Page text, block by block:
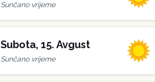
Sunčano vrijeme
Subota, 15. Avgust
Sunčano vrijeme